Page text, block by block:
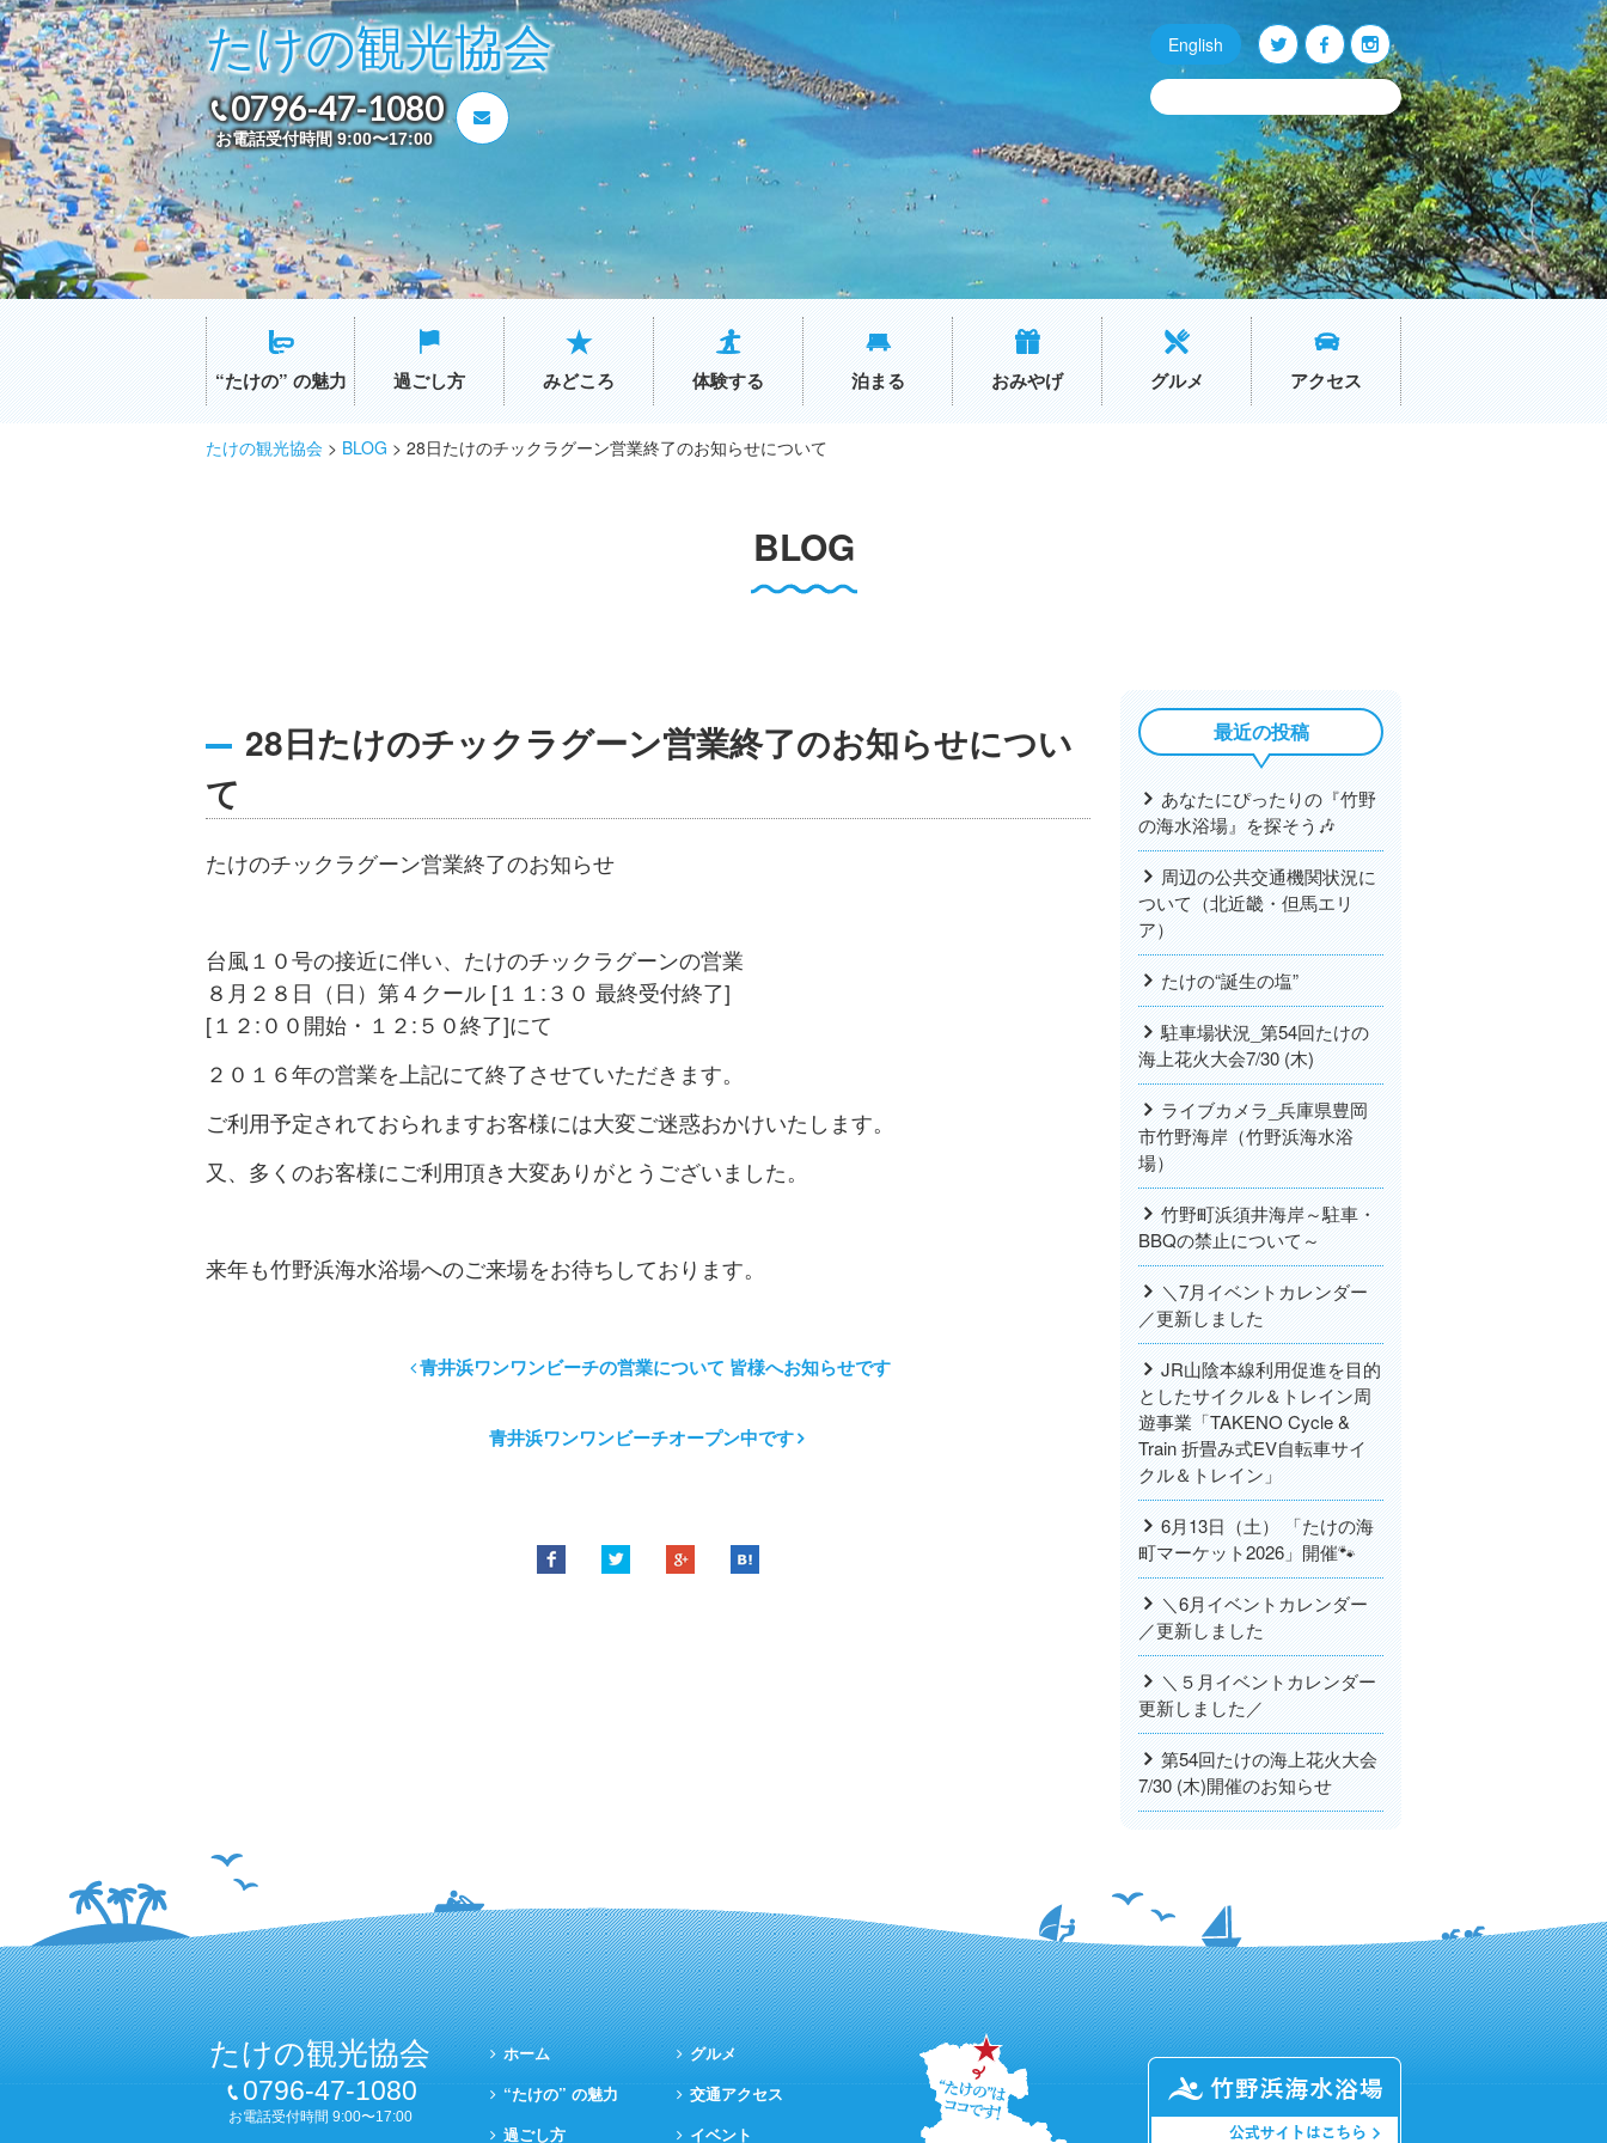
たけの観光協会
0796-47-1080
お電話受付時間 9:00〜17:00
English Q O P
“たけの” の魅力 過ごし方 みどころ 体験する 泊まる おみやげ グルメ アクセス
たけの観光協会 > BLOG > 28日たけのチックラグーン営業終了のお知らせについて
BLOG
28日たけのチックラグーン営業終了のお知らせについ
て
たけのチックラグーン営業終了のお知らせ
台風１０号の接近に伴い、たけのチックラグーンの営業
８月２８日（日）第４クール [１１:３０ 最終受付終了]
[１２:００開始・１２:５０終了]にて
２０１６年の営業を上記にて終了させていただきます。
ご利用予定されておられますお客様には大変ご迷惑おかけいたします。
又、多くのお客様にご利用頂き大変ありがとうございました。
来年も竹野浜海水浴場へのご来場をお待ちしております。
青井浜ワンワンビーチの営業について 皆様へお知らせです
青井浜ワンワンビーチオープン中です
最近の投稿
あなたにぴったりの『竹野
の海水浴場』を探そう🎶
周辺の公共交通機関状況に
ついて（北近畿・但馬エリ
ア）
たけの“誕生の塩”
駐車場状況_第54回たけの
海上花火大会7/30 (木)
ライブカメラ_兵庫県豊岡
市竹野海岸（竹野浜海水浴
場）
竹野町浜須井海岸～駐車・
BBQの禁止について～
＼7月イベントカレンダー
／更新しました
JR山陰本線利用促進を目的
としたサイクル＆トレイン周
遊事業「TAKENO Cycle &
Train 折畳み式EV自転車サイ
クル＆トレイン」
6月13日（土） 「たけの海
町マーケット2026」開催🐾
＼6月イベントカレンダー
／更新しました
＼５月イベントカレンダー
更新しました／
第54回たけの海上花火大会
7/30 (木)開催のお知らせ
たけの観光協会
0796-47-1080
お電話受付時間 9:00〜17:00
ホーム
“たけの” の魅力
過ごし方
グルメ
交通アクセス
イベント